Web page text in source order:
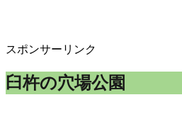
スポンサーリンク
臼杵の穴場公園